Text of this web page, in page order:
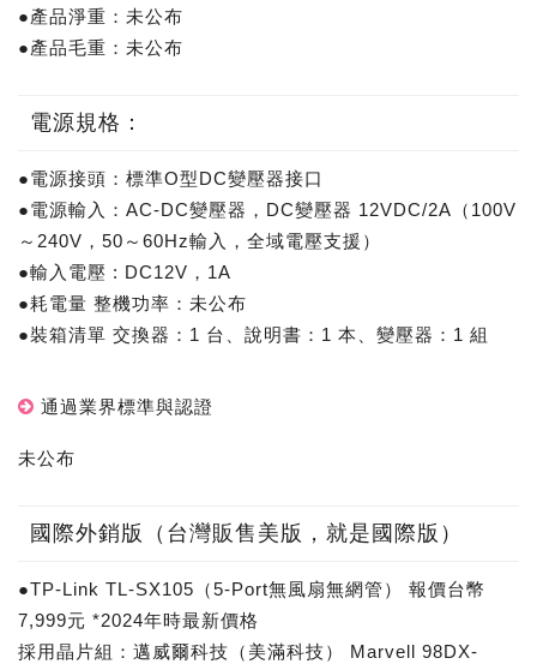
●產品淨重：未公布
●產品毛重：未公布
電源規格：
●電源接頭：標準O型DC變壓器接口
●電源輸入：AC-DC變壓器，DC變壓器 12VDC/2A（100V
～240V，50～60Hz輸入，全域電壓支援）
●輸入電壓 : DC12V，1A
●耗電量 整機功率：未公布
●裝箱清單 交換器：1 台、說明書：1 本、變壓器：1 組
通過業界標準與認證
未公布
國際外銷版（台灣販售美版，就是國際版）
●TP-Link TL-SX105（5-Port無風扇無網管） 報價台幣
7,999元 *2024年時最新價格
採用晶片組：邁威爾科技（美滿科技） Marvell 98DX-